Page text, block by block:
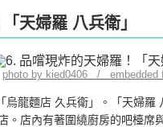
天婦羅 八兵衛」
photo by kied0406 / embedded
烏龍麵店 久兵衛」。「天婦羅
。店內有著圍繞廚房的吧檯席